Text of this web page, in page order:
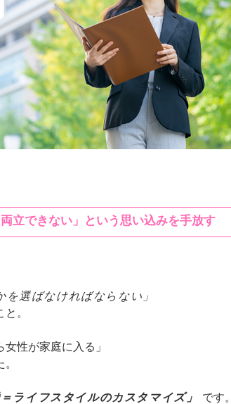
立できない」という思い込みを手放す
を選ばなければならない」
。
性が家庭に入る」
。
＝ライフスタイルのカスタマイズ」 です。